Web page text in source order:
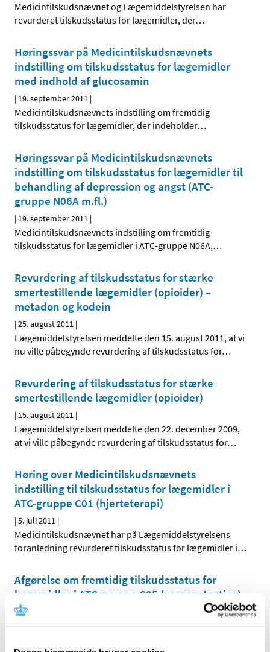
Medicintilskudsnævnet og Lægemiddelstyrelsen har
revurderet tilskudsstatus for lægemidler, der…
Høringssvar på Medicintilskudsnævnets
indstilling om tilskudsstatus for lægemidler
med indhold af glucosamin
| 19. september 2011 |
Medicintilskudsnævnets indstilling om fremtidig
tilskudsstatus for lægemidler, der indeholder…
Høringssvar på Medicintilskudsnævnets
indstilling om tilskudsstatus for lægemidler til
behandling af depression og angst (ATC-
gruppe N06A m.fl.)
| 19. september 2011 |
Medicintilskudsnævnets indstilling om fremtidig
tilskudsstatus for lægemidler i ATC-gruppe N06A,…
Revurdering af tilskudsstatus for stærke
smertestillende lægemidler (opioider) –
metadon og kodein
|25. august 2011 |
Lægemiddelstyrelsen meddelte den 15. august 2011, at vi
nu ville påbegynde revurdering af tilskudsstatus for…
Revurdering af tilskudsstatus for stærke
smertestillende lægemidler (opioider)
| 15. august 2011 |
Lægemiddelstyrelsen meddelte den 22. december 2009,
at vi ville påbegynde revurdering af tilskudsstatus for…
Høring over Medicintilskudsnævnets
indstilling til tilskudsstatus for lægemidler i
ATC-gruppe C01 (hjerteterapi)
|5. juli 2011 |
Medicintilskudsnævnet har på Lægemiddelstyrelsens
foranledning revurderet tilskudsstatus for lægemidler i…
Afgørelse om fremtidig tilskudsstatus for
lægemidler i ATC-gruppe C05 (vasoprotectiva)
|28. juni 2011
Lægemiddelstyrelsen har den 27. juni 2011 truffet